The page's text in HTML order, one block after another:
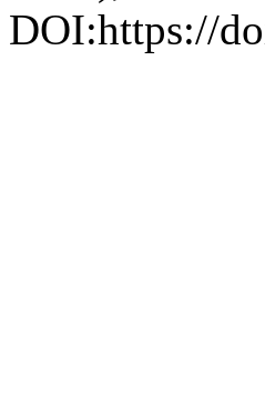
DOI:https://